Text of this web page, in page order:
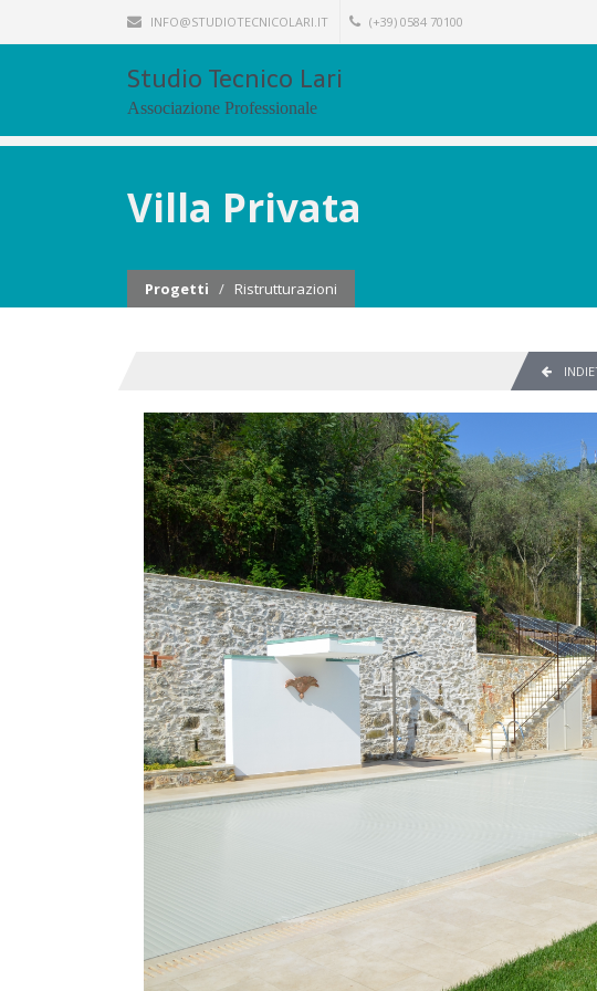
INFO@STUDIOTECNICOLARI.IT (+39) 0584 70100
Studio Tecnico Lari
Associazione Professionale
Villa Privata
Progetti / Ristrutturazioni